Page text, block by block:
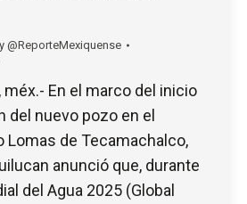
@ReporteMexiquense
méx.- En el marco del inicio
del nuevo pozo en el
de Tecamachalco,
anunció que, durante
del Agua 2025 (Global